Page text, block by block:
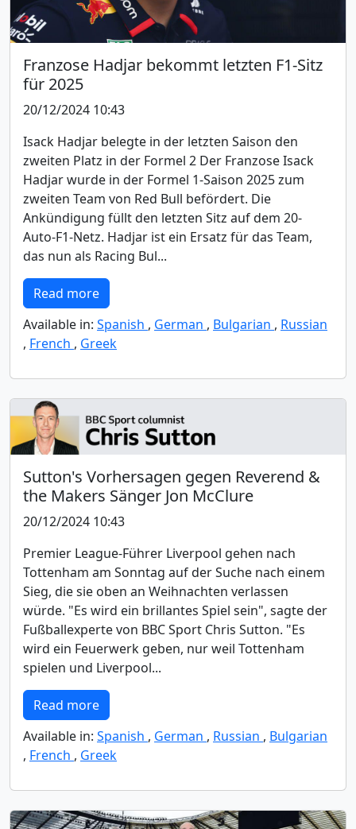
Franzose Hadjar bekommt letzten F1-Sitz
für 2025
20/12/2024 10:43
Isack Hadjar belegte in der letzten Saison den
zweiten Platz in der Formel 2 Der Franzose Isack
Hadjar wurde in der Formel 1-Saison 2025 zum
zweiten Team von Red Bull befördert. Die
Ankündigung füllt den letzten Sitz auf dem 20-
Auto-F1-Netz. Hadjar ist ein Ersatz für das Team,
das nun als Racing Bul...
Read more
Available in: Spanish , German , Bulgarian , Russian
, French , Greek
Sutton's Vorhersagen gegen Reverend &
the Makers Sänger Jon McClure
20/12/2024 10:43
Premier League-Führer Liverpool gehen nach
Tottenham am Sonntag auf der Suche nach einem
Sieg, die sie oben an Weihnachten verlassen
würde. "Es wird ein brillantes Spiel sein", sagte der
Fußballexperte von BBC Sport Chris Sutton. "Es
wird ein Feuerwerk geben, nur weil Tottenham
spielen und Liverpool...
Read more
Available in: Spanish , German , Russian , Bulgarian
, French , Greek